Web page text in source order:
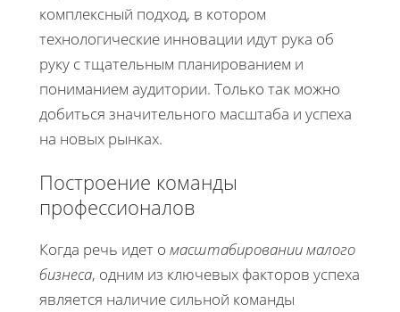
комплексный подход, в котором
технологические инновации идут рука об
руку с тщательным планированием и
пониманием аудитории. Только так можно
добиться значительного масштаба и успеха
на новых рынках.
Построение команды
профессионалов
Когда речь идет о масштабировании малого
бизнеса, одним из ключевых факторов успеха
является наличие сильной команды